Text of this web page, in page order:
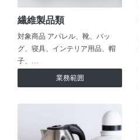
繊維製品類
対象商品 アパレル、靴、バッ
グ、寝具、インテリア用品、帽
子、…
業務範囲